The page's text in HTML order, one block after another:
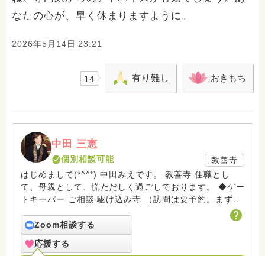
なたの心が、早く休まりますように。
2026年5月14日 23:21
14 有り難し おきもち
中田 三恵
個別相談可能
教善寺
はじめまして(*^^*) 中田みえです。 教善寺 住職とし
て、母親として、慌ただしく過ごしております。 ◆ゲー
トキーパー ご相談 駆け込み寺 （訪問は要予約。まずは
ターミナルケア、看取り、グリーフケア、希死念慮、自
死、産前産後うつ、育児、DV、デートDV、トラウマ、
PTSD、傾聴トレーナー、手話、要約筆記、行政相談
Zoom相談する
応援する